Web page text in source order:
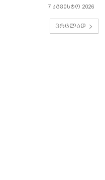
7 აგვისტო 2026
ვრცლად